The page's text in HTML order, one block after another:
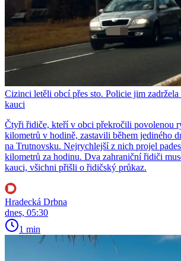
Cizinci letěli obcí přes sto. Policie jim
kauci
Čtyři řidiče, kteří v obci překročili povolenou
kilometrů v hodině, zastavili během jediného
na Trutnovsku. Nejrychlejší z nich projel
kilometrů za hodinu. Dva zahraniční řidiči
kauci, všichni přišli o řidičský průkaz.
Hradecká Drbna
dnes, 05:30
1 min